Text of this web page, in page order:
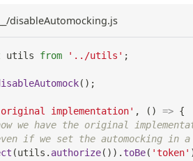
disableAutomocking.js
utils from '../utils' ;
( ) ;
implementation' , ( ) => {
we have the original
if we set the automocking in
(utils . authorize( ) ) . toBe( 'token'